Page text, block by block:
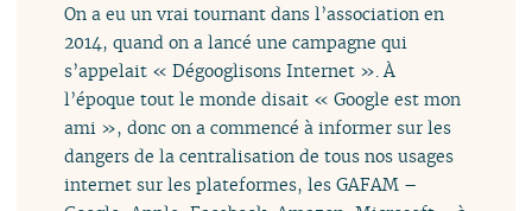
On a eu un vrai tournant dans l’association en
2014, quand on a lancé une campagne qui
s’appelait « Dégooglisons Internet ». À
l’époque tout le monde disait « Google est mon
ami », donc on a commencé à informer sur les
dangers de la centralisation de tous nos usages
internet sur les plateformes, les GAFAM –